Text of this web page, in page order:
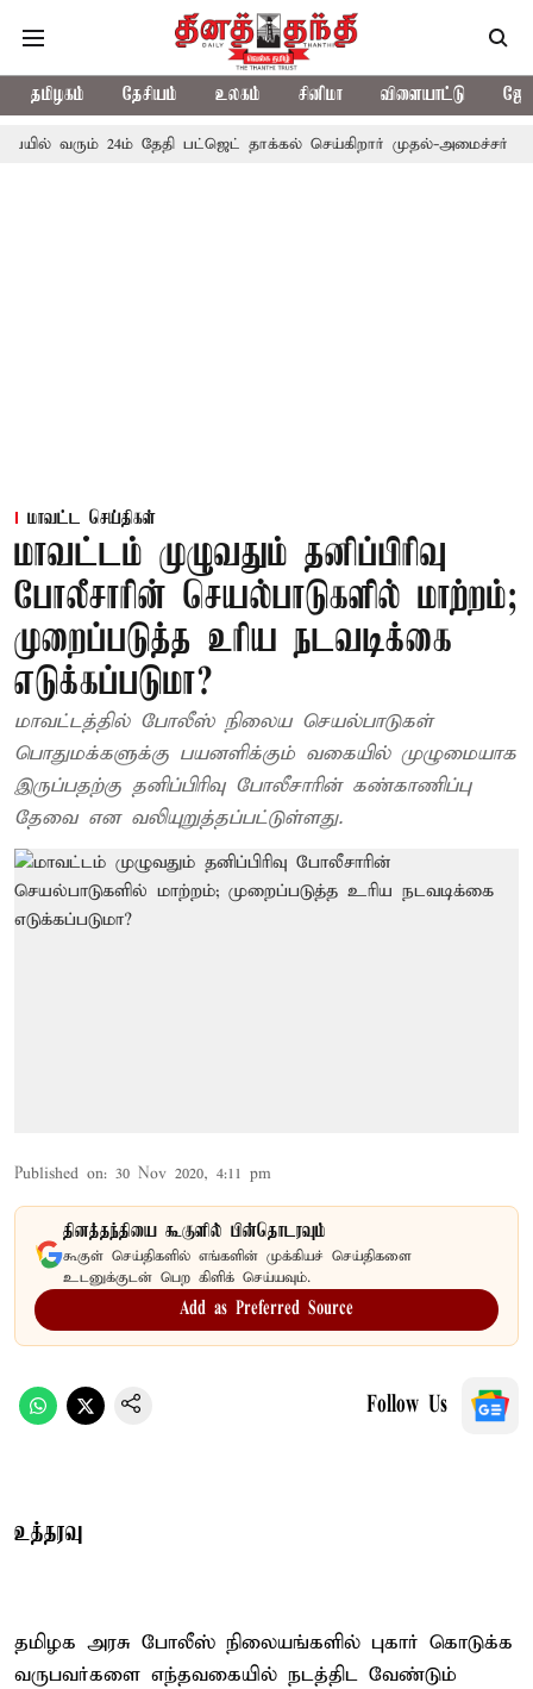
தமிழகம் தேசியம் உலகம் சினிமா விளையாட்டு
24ம் தேதி பட்ஜெட் தாக்கல் செய்கிறார் முதல்-அமைச்சர் ரங்கசாமி
மாவட்ட செய்திகள்
மாவட்டம் முழுவதும் தனிப்பிரிவு
போலீசாரின் செயல்பாடுகளில் மாற்றம்;
முறைப்படுத்த உரிய நடவடிக்கை
எடுக்கப்படுமா?
மாவட்டத்தில் போலீஸ் நிலைய செயல்பாடுகள்
பொதுமக்களுக்கு பயனளிக்கும் வகையில் முழுமையாக
இருப்பதற்கு தனிப்பிரிவு போலீசாரின் கண்காணிப்பு
தேவை என வலியுறுத்தப்பட்டுள்ளது.
Published on: 30 Nov 2020, 4:11 pm
தினத்தந்தியை கூகுளில் பின்தொடரவும்
கூகுள் செய்திகளில் எங்களின் முக்கியச் செய்திகளை
உடனுக்குடன் பெற கிளிக் செய்யவும்.
Add as Preferred Source
Follow Us
உத்தரவு
தமிழக அரசு போலீஸ் நிலையங்களில் புகார் கொடுக்க
வருபவர்களை எந்தவகையில் நடத்திட வேண்டும்